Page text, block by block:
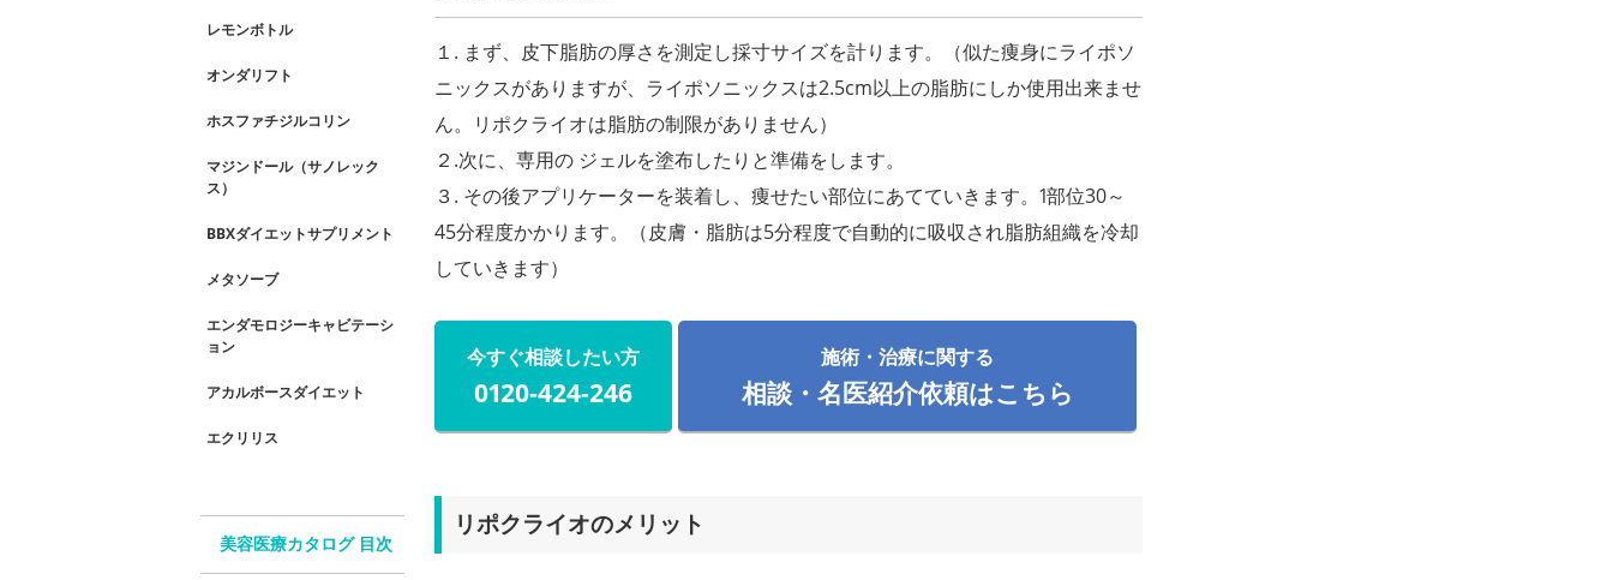
１. まず、皮下脂肪の厚さを測定し採寸サイズを計ります。（似た痩身にライポソ
ニックスがありますが、ライポソニックスは2.5cm以上の脂肪にしか使用出来ませ
ん。リポクライオは脂肪の制限がありません）
２.次に、専用の ジェルを塗布したりと準備をします。
３. その後アプリケーターを装着し、痩せたい部位にあてていきます。1部位30～
45分程度かかります。（皮膚・脂肪は5分程度で自動的に吸収され脂肪組織を冷却
していきます）
今すぐ相談したい方
0120-424-246
施術・治療に関する
相談・名医紹介依頼はこちら
リポクライオのメリット
レモンボトル
オンダリフト
ホスファチジルコリン
マジンドール（サノレック
ス）
BBXダイエットサプリメント
メタソーブ
エンダモロジーキャビテーシ
ョン
アカルボースダイエット
エクリリス
美容医療カタログ 目次